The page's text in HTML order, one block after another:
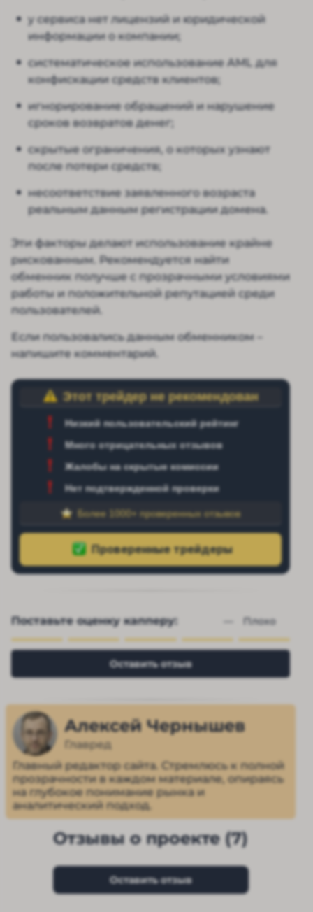
у сервиса нет лицензий и юридической
информации о компании;
систематическое использование AML для
конфискации средств клиентов;
игнорирование обращений и нарушение
сроков возвратов денег;
скрытые ограничения, о которых узнают
после потери средств;
несоответствие заявленного возраста
реальным данным регистрации домена.
Эти факторы делают использование крайне
рискованным. Рекомендуется найти
обменник получше с прозрачными условиями
работы и положительной репутацией среди
пользователей.
Если пользовались данным обменником –
напишите комментарий.
Этот трейдер не рекомендован
Низкий пользовательский рейтинг
Много отрицательных отзывов
Жалобы на скрытые комиссии
Нет подтвержденной проверки
Более 1000+ проверенных отзывов
Поставьте оценку капперу: — Плохо
Оставить отзыв
Алексей Чернышев
Главред
Главный редактор сайта. Стремлюсь к полной
прозрачности в каждом материале, опираясь
на глубокое понимание рынка и
аналитический подход.
Отзывы о проекте (7)
Оставить отзыв